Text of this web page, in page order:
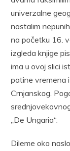
univerzalne
nastalim
na početku 16.
izgleda knjige
ima u ovoj slici
patine vremena
Crnjanskog.
„De Ungaria“.
Dileme oko